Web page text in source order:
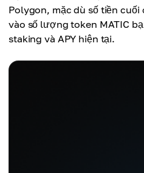
Polygon, mặc dù số tiền
vào số lượng token MATIC
staking và APY hiện tại.